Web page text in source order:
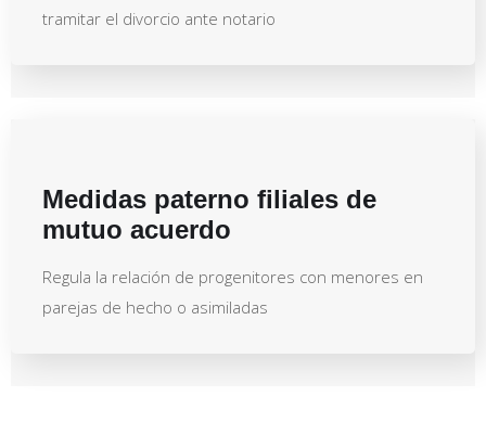
tramitar el divorcio ante notario
Medidas paterno filiales de
mutuo acuerdo
Regula la relación de progenitores con menores en
parejas de hecho o asimiladas